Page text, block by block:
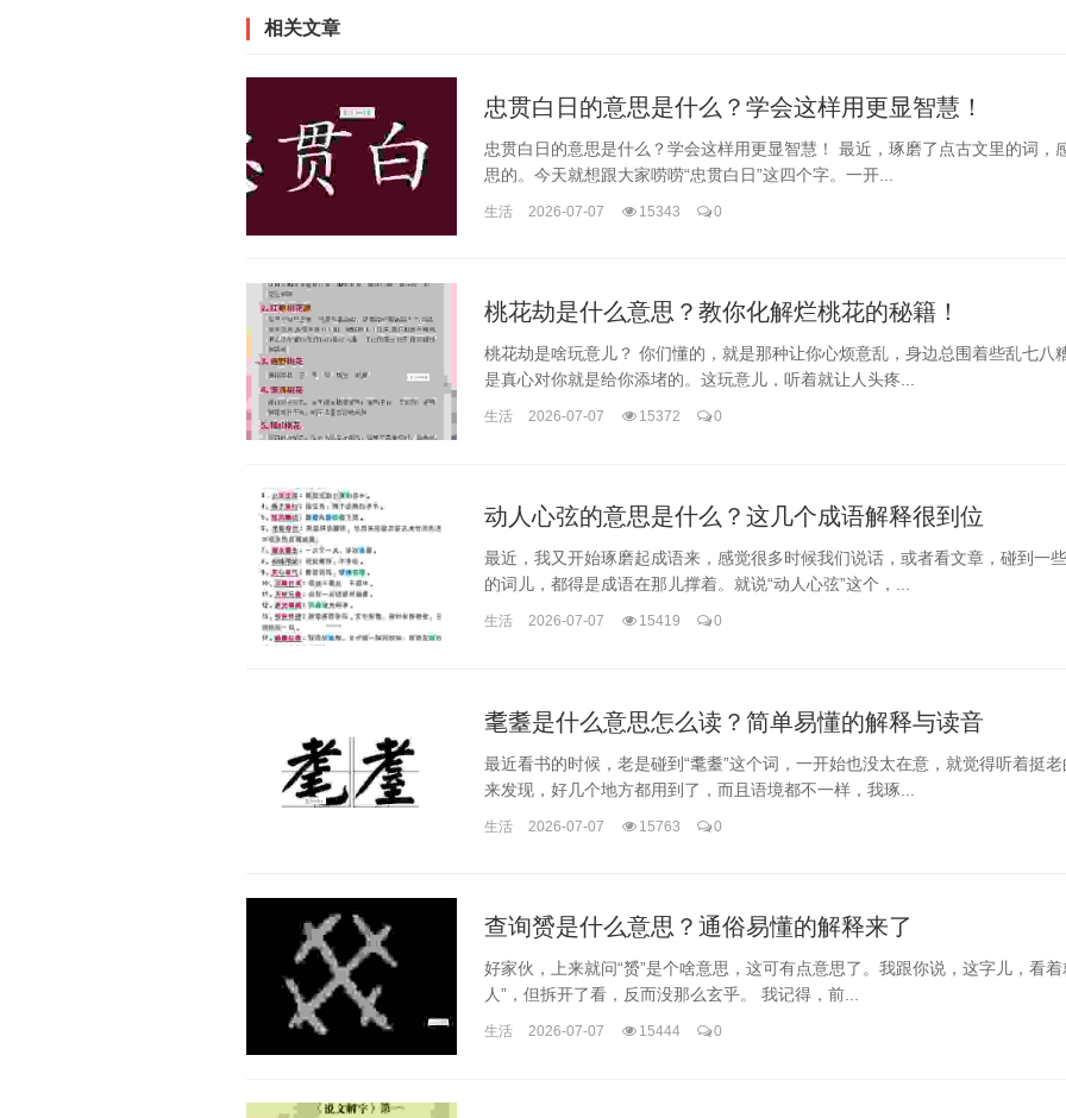
相关文章
忠贯白日的意思是什么？学会这样用更显智慧！
忠贯白日的意思是什么？学会这样用更显智慧！ 最近，琢磨了点古文里的词，
思的。今天就想跟大家唠唠“忠贯白日”这四个字。一开...
生活 2026-07-07 15343 0
桃花劫是什么意思？教你化解烂桃花的秘籍！
桃花劫是啥玩意儿？ 你们懂的，就是那种让你心烦意乱，身边总围着些乱七八
是真心对你就是给你添堵的。这玩意儿，听着就让人头疼...
生活 2026-07-07 15372 0
动人心弦的意思是什么？这几个成语解释很到位
最近，我又开始琢磨起成语来，感觉很多时候我们说话，或者看文章，碰到一
的词儿，都得是成语在那儿撑着。就说“动人心弦”这个，...
生活 2026-07-07 15419 0
耄耋是什么意思怎么读？简单易懂的解释与读音
最近看书的时候，老是碰到“耄耋”这个词，一开始也没太在意，就觉得听着挺
来发现，好几个地方都用到了，而且语境都不一样，我琢...
生活 2026-07-07 15763 0
查询赟是什么意思？通俗易懂的解释来了
好家伙，上来就问“赟”是个啥意思，这可有点意思了。我跟你说，这字儿，看着
人”，但拆开了看，反而没那么玄乎。 我记得，前...
生活 2026-07-07 15444 0